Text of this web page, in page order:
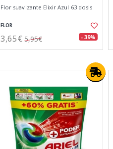
Flor suavizante Elixir Azul 63 dosis
FLOR
3,65€ 5,95€ - 39%